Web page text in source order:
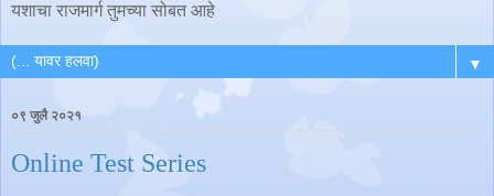
यशाचा राजमार्ग तुमच्या सोबत आहे
▼
०९ जुलै २०२१
Online Test Series